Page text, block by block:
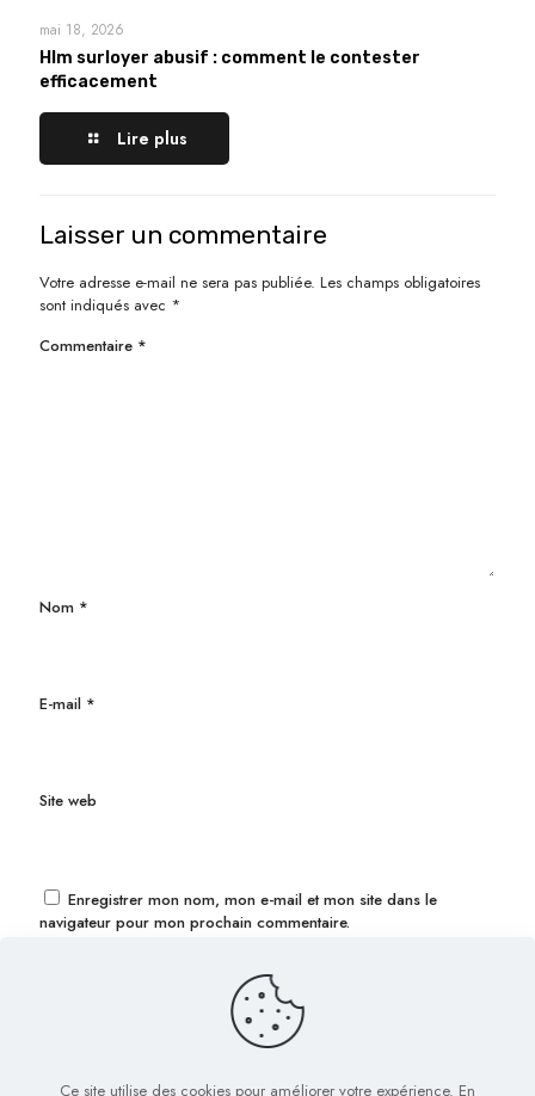
mai 18, 2026
Hlm surloyer abusif : comment le contester
efficacement
Lire plus
Laisser un commentaire
Votre adresse e-mail ne sera pas publiée. Les champs obligatoires
sont indiqués avec *
Commentaire *
Nom *
E-mail *
Site web
Enregistrer mon nom, mon e-mail et mon site dans le
navigateur pour mon prochain commentaire.
Ce site utilise des cookies pour améliorer votre expérience. En